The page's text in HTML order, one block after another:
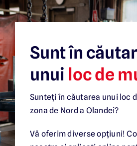
Sunt în
unui loc de
Sunteți în căutarea unui loc
zona de Nord a Olandei?
Vă oferim diverse opțiuni!